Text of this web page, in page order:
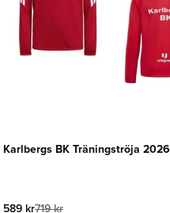
Karlbergs BK Träningströja 2026
589 kr719 kr